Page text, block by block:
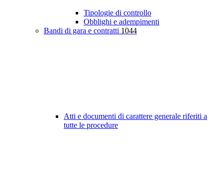
Tipologie di controllo
Obblighi e adempimenti
Bandi di gara e contratti 1044
Atti e documenti di carattere generale riferiti a
tutte le procedure